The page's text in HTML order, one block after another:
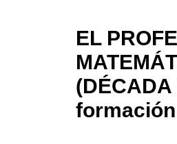
EL
formación